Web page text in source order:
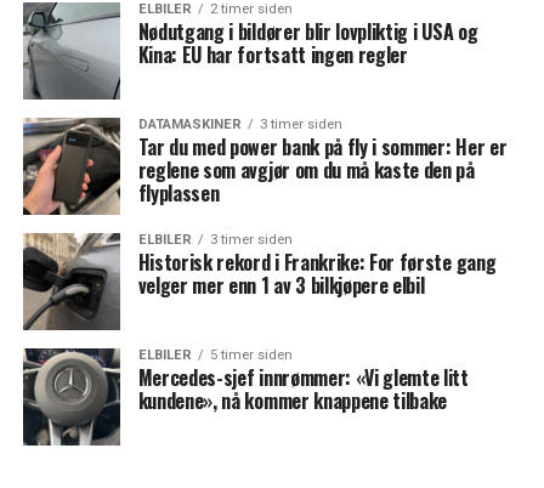
ELBILER 2 timer siden
Nødutgang i bildører blir lovpliktig i USA og
Kina: EU har fortsatt ingen regler
DATAMASKINER 3 timer siden
Tar du med power bank på fly i sommer: Her er
reglene som avgjør om du må kaste den på
flyplassen
ELBILER 3 timer siden
Historisk rekord i Frankrike: For første gang
velger mer enn 1 av 3 bilkjøpere elbil
ELBILER 5 timer siden
Mercedes-sjef innrømmer: «Vi glemte litt
kundene», nå kommer knappene tilbake